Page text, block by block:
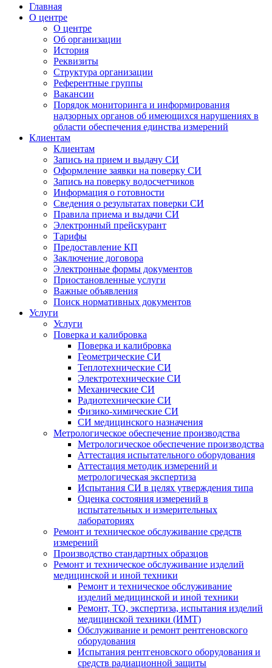
Главная
О центре
О центре
Об организации
История
Реквизиты
Структура организации
Референтные группы
Вакансии
Порядок мониторинга и информирования
надзорных органов об имеющихся нарушениях в
области обеспечения единства измерений
Клиентам
Клиентам
Запись на прием и выдачу СИ
Оформление заявки на поверку СИ
Запись на поверку водосчетчиков
Информация о готовности
Сведения о результатах поверки СИ
Правила приема и выдачи СИ
Электронный прейскурант
Тарифы
Предоставление КП
Заключение договора
Электронные формы документов
Приостановленные услуги
Важные объявления
Поиск нормативных документов
Услуги
Услуги
Поверка и калибровка
Поверка и калибровка
Геометрические СИ
Теплотехнические СИ
Электротехнические СИ
Механические СИ
Радиотехнические СИ
Физико-химические СИ
СИ медицинского назначения
Метрологическое обеспечение производства
Метрологическое обеспечение производства
Аттестация испытательного оборудования
Аттестация методик измерений и
метрологическая экспертиза
Испытания СИ в целях утверждения типа
Оценка состояния измерений в
испытательных и измерительных
лабораториях
Ремонт и техническое обслуживание средств
измерений
Производство стандартных образцов
Ремонт и техническое обслуживание изделий
медицинской и иной техники
Ремонт и техническое обслуживание
изделий медицинской и иной техники
Ремонт, ТО, экспертиза, испытания изделий
медицинской техники (ИМТ)
Обслуживание и ремонт рентгеновского
оборудования
Испытания рентгеновского оборудования и
средств радиационной защиты